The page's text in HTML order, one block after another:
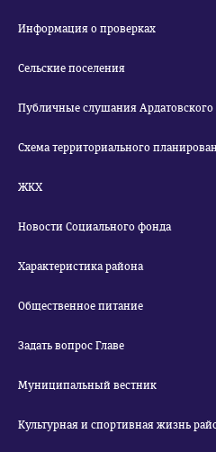
Информация о проверках
Сельские поселения
Публичные слушания
Схема территориального
ЖКХ
Новости Социального фонда
Характеристика района
Общественное питание
Задать вопрос Главе
Муниципальный вестник
Культурная и спортивная жизнь